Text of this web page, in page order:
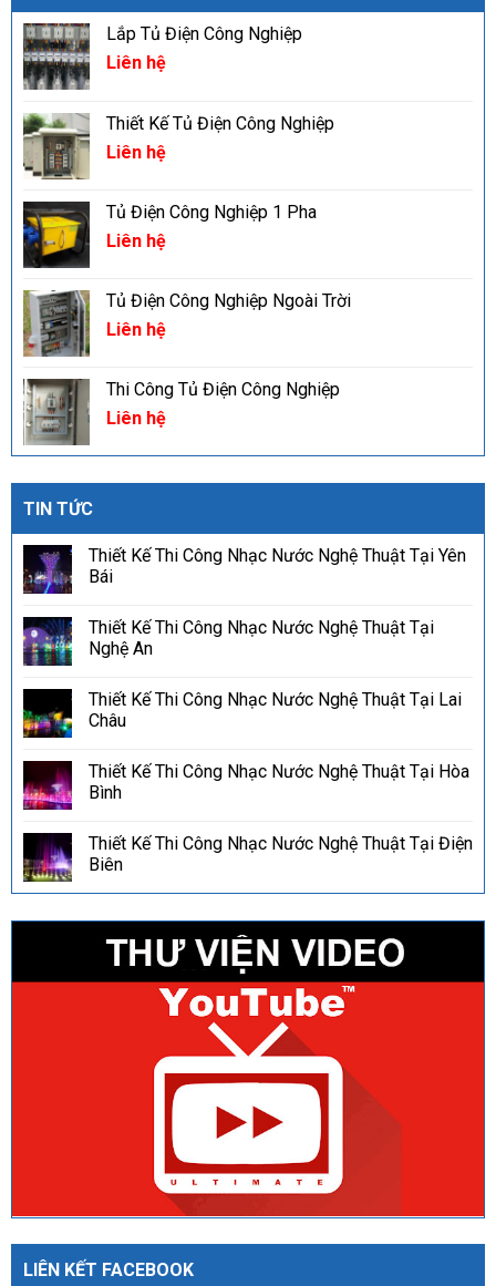
Lắp Tủ Điện Công Nghiệp
Liên hệ
Thiết Kế Tủ Điện Công Nghiệp
Liên hệ
Tủ Điện Công Nghiệp 1 Pha
Liên hệ
Tủ Điện Công Nghiệp Ngoài Trời
Liên hệ
Thi Công Tủ Điện Công Nghiệp
Liên hệ
TIN TỨC
Thiết Kế Thi Công Nhạc Nước Nghệ Thuật Tại Yên
Bái
Thiết Kế Thi Công Nhạc Nước Nghệ Thuật Tại
Nghệ An
Thiết Kế Thi Công Nhạc Nước Nghệ Thuật Tại Lai
Châu
Thiết Kế Thi Công Nhạc Nước Nghệ Thuật Tại Hòa
Bình
Thiết Kế Thi Công Nhạc Nước Nghệ Thuật Tại Điện
Biên
LIÊN KẾT FACEBOOK